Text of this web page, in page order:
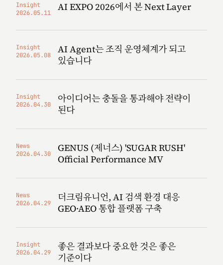
Insight
2026.05.11
AI EXPO 2026에서 본 Next Layer
Insight
2026.05.08
AI Agent는 조직 운영체계가 되고
있습니다
Insight
2026.04.30
아이디어는 충돌을 통과해야 전략이
된다
News
2026.04.30
GENUS (제너스) 'SUGAR RUSH'
Official Performance MV
News
2026.04.29
더크림유니언, AI 검색 환경 대응
GEO·AEO 통합 플랫폼 구축
Insight
2026.04.29
좋은 결과보다 중요한 것은 좋은
기준이다